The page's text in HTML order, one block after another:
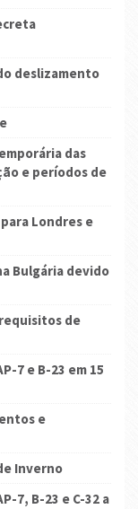
deslizamento
das
e períodos de
Londres e
Bulgária devido
de
7 e B-23 em 15
e
Inverno
7, B-23 e C-32 a